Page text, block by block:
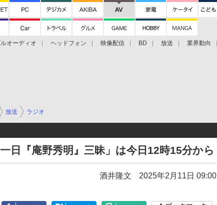
オーディオ ヘッドフォン 映像配信 BD 放送 業界動向
放送 ラジオ
日『庵野秀明』三昧」は今日12時15分から
酒井隆文 2025年2月11日 09:00